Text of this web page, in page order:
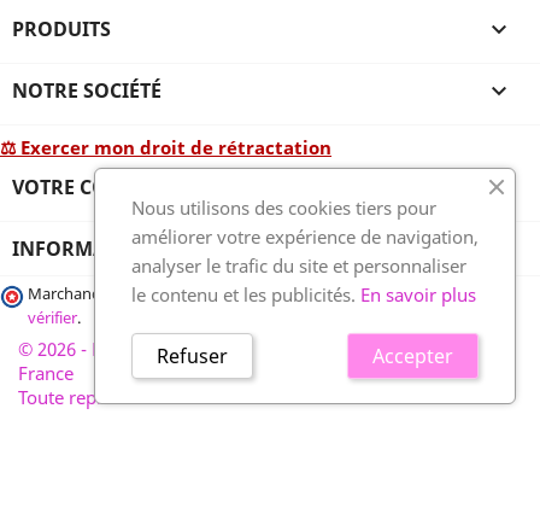
PRODUITS 
NOTRE SOCIÉTÉ 
⚖ Exercer mon droit de rétractation
VOTRE COMPTE 
INFORMATIONS
Marchand approuvé par la Société des Avis Garantis,cliquez ici pour
vérifier.
© 2026 - France-plaques-funéraires.fr, développé par Wess
France
Toute reproduction interdite
Nous utilisons des cookies tiers pour
améliorer votre expérience de navigation,
analyser le trafic du site et personnaliser
le contenu et les publicités. En savoir plus
Accepter
Refuser